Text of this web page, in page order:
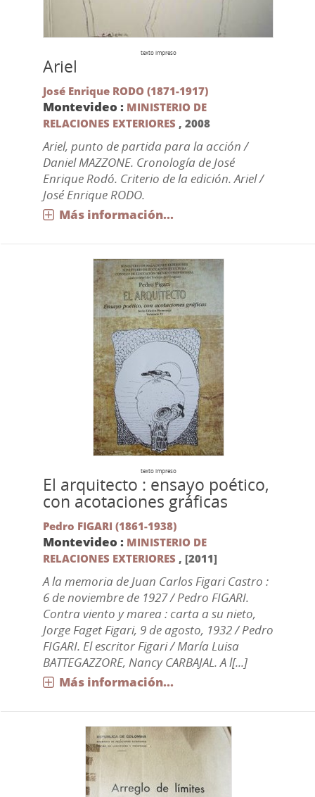
texto impreso
Ariel
José Enrique RODO (1871-1917)
Montevideo : MINISTERIO DE
RELACIONES EXTERIORES , 2008
Ariel, punto de partida para la acción /
Daniel MAZZONE. Cronología de José
Enrique Rodó. Criterio de la edición. Ariel /
José Enrique RODO.
Más información...
texto impreso
El arquitecto : ensayo poético,
con acotaciones gráficas
Pedro FIGARI (1861-1938)
Montevideo : MINISTERIO DE
RELACIONES EXTERIORES , [2011]
A la memoria de Juan Carlos Figari Castro :
6 de noviembre de 1927 / Pedro FIGARI.
Contra viento y marea : carta a su nieto,
Jorge Faget Figari, 9 de agosto, 1932 / Pedro
FIGARI. El escritor Figari / María Luisa
BATTEGAZZORE, Nancy CARBAJAL. A l[...]
Más información...